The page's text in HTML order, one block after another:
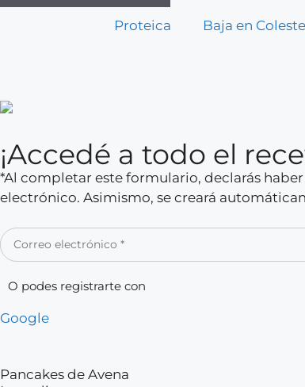
Proteica Baja en
¡Accedé a todo el
*Al completar este formulario, declarás
electrónico. Asimismo, se creará
O podes registrarte con
Google
Pancakes de Avena